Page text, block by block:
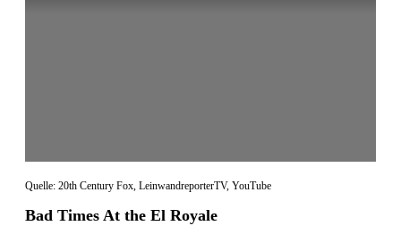
Quelle: 20th Century Fox, LeinwandreporterTV, YouTube
Bad Times At the El Royale